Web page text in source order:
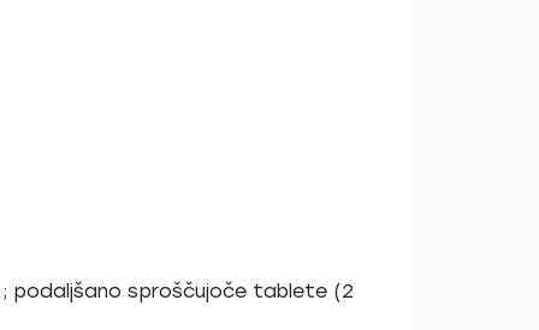
podaljšano sproščujoče tablete (2